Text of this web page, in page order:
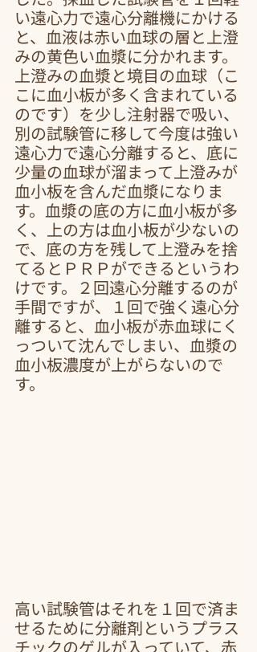
い遠心力で遠心分離機にかける
と、血液は赤い血球の層と上澄
みの黄色い血漿に分かれます。
上澄みの血漿と境目の血球（こ
こに血小板が多く含まれている
のです）を少し注射器で吸い、
別の試験管に移して今度は強い
遠心力で遠心分離すると、底に
少量の血球が溜まって上澄みが
血小板を含んだ血漿になりま
す。血漿の底の方に血小板が多
く、上の方は血小板が少ないの
で、底の方を残して上澄みを捨
てるとＰＲＰができるというわ
けです。２回遠心分離するのが
手間ですが、１回で強く遠心分
離すると、血小板が赤血球にく
っついて沈んでしまい、血漿の
血小板濃度が上がらないので
す。
高い試験管はそれを１回で済ま
せるために分離剤というプラス
チックのゲルが入っていて、赤